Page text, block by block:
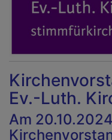
Ev.-Luth.
Am 20.10.2024